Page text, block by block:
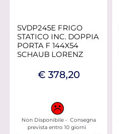
SVDP245E FRIGO
STATICO INC. DOPPIA
PORTA F 144X54
SCHAUB LORENZ
€ 378,20
Non Disponibile - Consegna
prevista entro 10 giorni